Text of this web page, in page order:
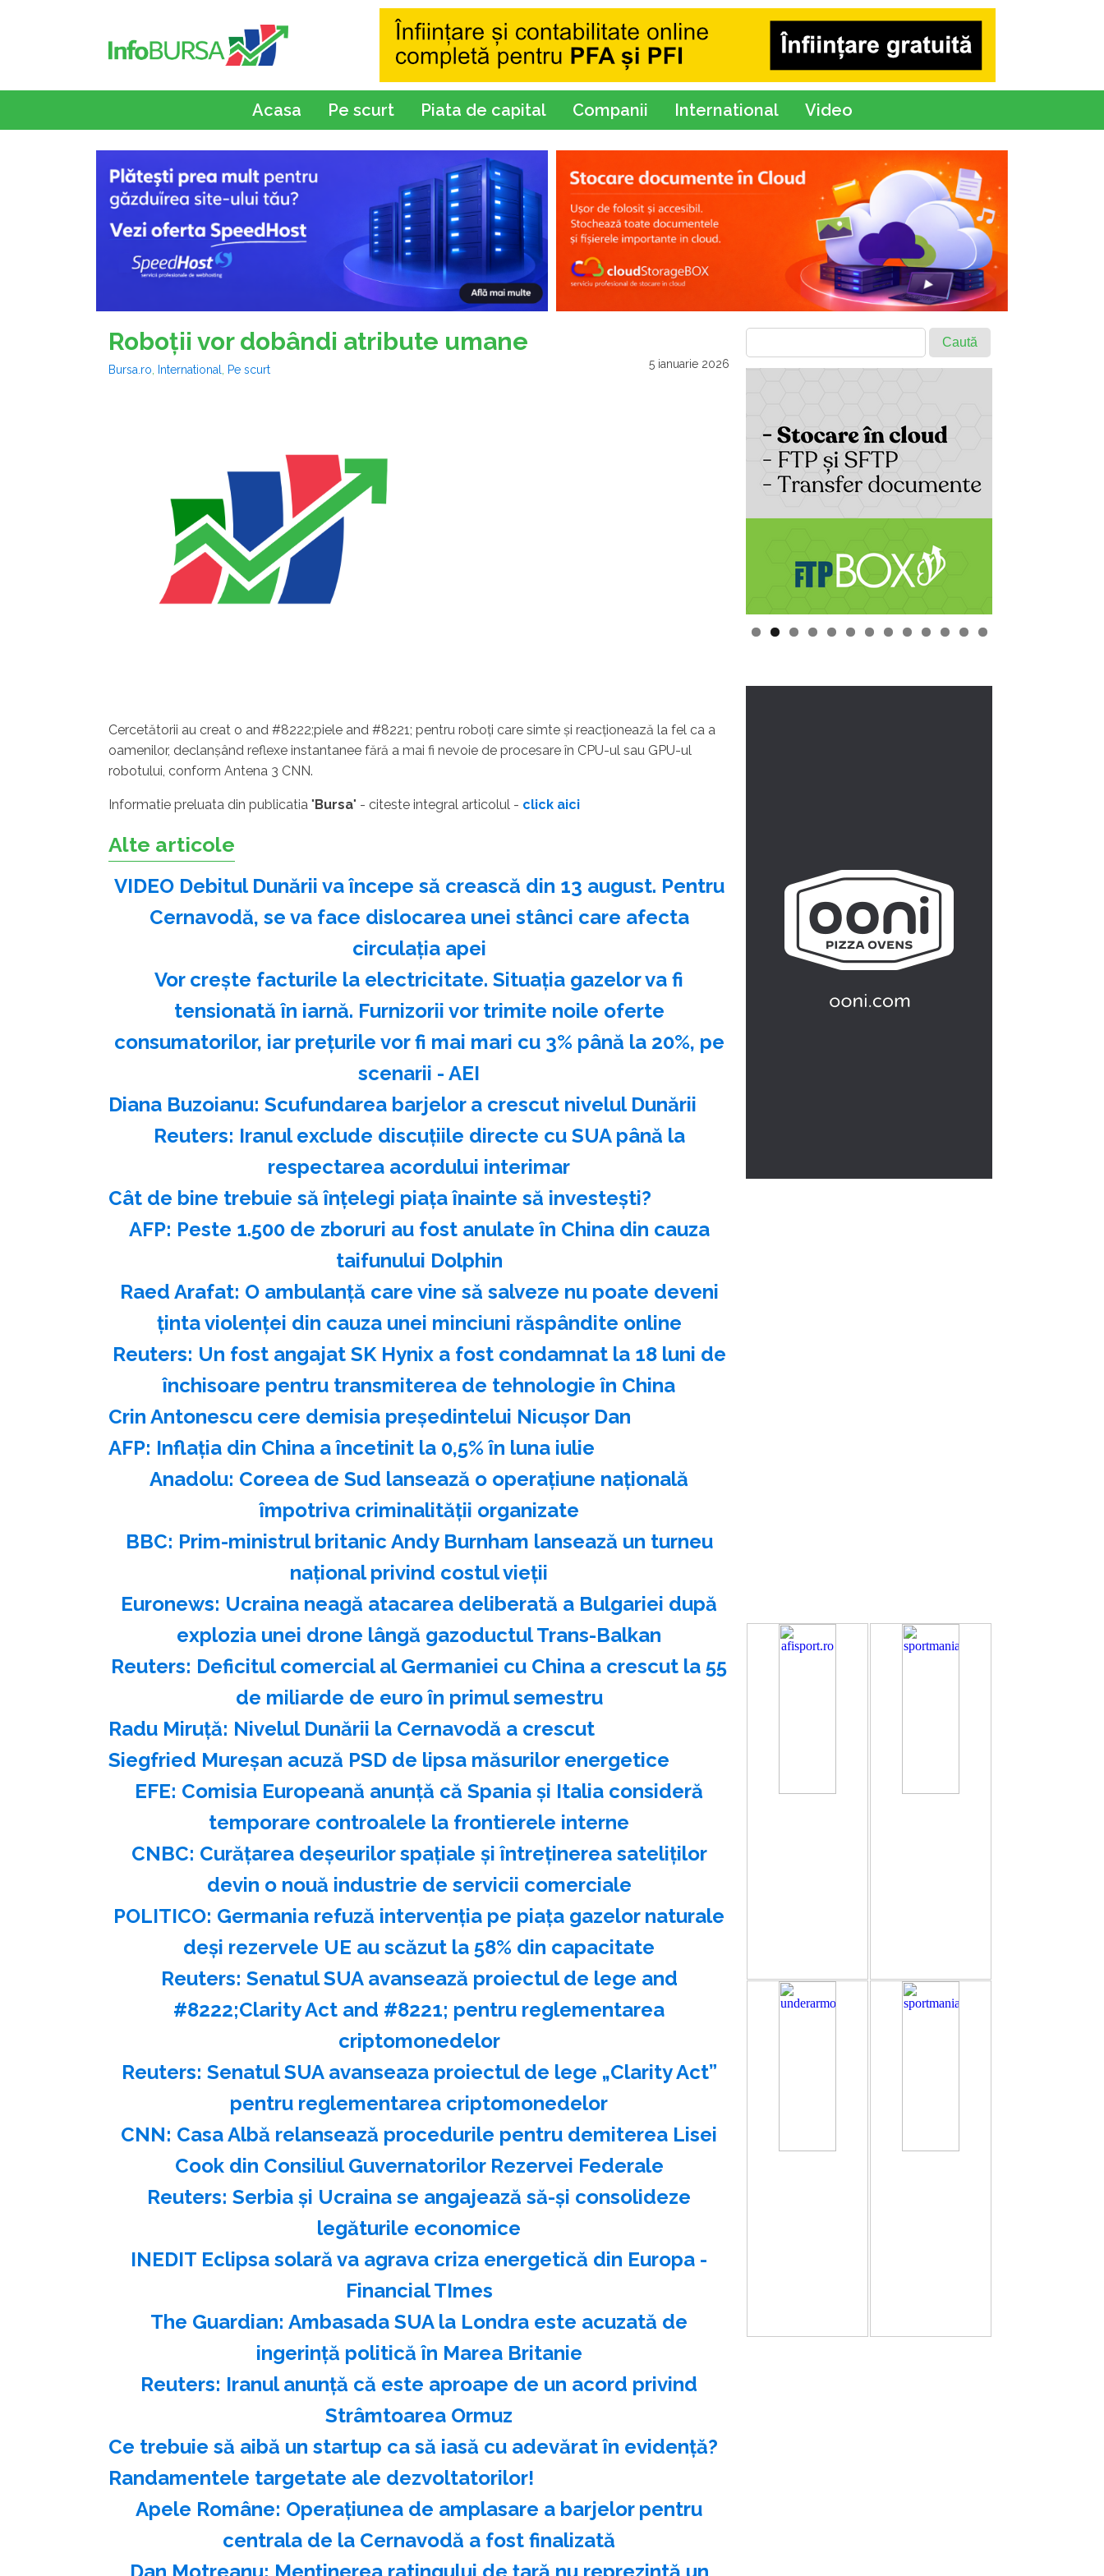
Acasa Pe scurt Piata de capital Companii International Video
Roboţii vor dobândi atribute umane
Bursa.ro International Pe scurt 5 ianuarie 2026
Cercetătorii au creat o and #8222;piele and #8221; pentru roboţi care simte şi reacţionează la fel ca a
oamenilor, declanşând reflexe instantanee fără a mai fi nevoie de procesare în CPU-ul sau GPU-ul
robotului, conform Antena 3 CNN.
Informatie preluata din publicatia " Bursa" - citeste integral articolul - click aici
Alte articole
VIDEO Debitul Dunării va începe să crească din 13 august. Pentru
Cernavodă, se va face dislocarea unei stânci care afecta
circulația apei
Vor crește facturile la electricitate. Situația gazelor va fi
tensionată în iarnă. Furnizorii vor trimite noile oferte
consumatorilor, iar prețurile vor fi mai mari cu 3% până la 20%, pe
scenarii - AEI
Diana Buzoianu: Scufundarea barjelor a crescut nivelul Dunării
Reuters: Iranul exclude discuţiile directe cu SUA până la
respectarea acordului interimar
Cât de bine trebuie să înțelegi piața înainte să investești?
AFP: Peste 1.500 de zboruri au fost anulate în China din cauza
taifunului Dolphin
Raed Arafat: O ambulanţă care vine să salveze nu poate deveni
ţinta violenţei din cauza unei minciuni răspândite online
Reuters: Un fost angajat SK Hynix a fost condamnat la 18 luni de
închisoare pentru transmiterea de tehnologie în China
Crin Antonescu cere demisia preşedintelui Nicuşor Dan
AFP: Inflaţia din China a încetinit la 0,5% în luna iulie
Anadolu: Coreea de Sud lansează o operaţiune naţională
împotriva criminalităţii organizate
BBC: Prim-ministrul britanic Andy Burnham lansează un turneu
naţional privind costul vieţii
Euronews: Ucraina neagă atacarea deliberată a Bulgariei după
explozia unei drone lângă gazoductul Trans-Balkan
Reuters: Deficitul comercial al Germaniei cu China a crescut la 55
de miliarde de euro în primul semestru
Radu Miruţă: Nivelul Dunării la Cernavodă a crescut
Siegfried Mureşan acuză PSD de lipsa măsurilor energetice
EFE: Comisia Europeană anunţă că Spania şi Italia consideră
temporare controalele la frontierele interne
CNBC: Curăţarea deşeurilor spaţiale şi întreţinerea sateliţilor
devin o nouă industrie de servicii comerciale
POLITICO: Germania refuză intervenţia pe piaţa gazelor naturale
deşi rezervele UE au scăzut la 58% din capacitate
Reuters: Senatul SUA avansează proiectul de lege and
#8222;Clarity Act and #8221; pentru reglementarea
criptomonedelor
Reuters: Senatul SUA avanseaza proiectul de lege „Clarity Act”
pentru reglementarea criptomonedelor
CNN: Casa Albă relansează procedurile pentru demiterea Lisei
Cook din Consiliul Guvernatorilor Rezervei Federale
Reuters: Serbia şi Ucraina se angajează să-şi consolideze
legăturile economice
INEDIT Eclipsa solară va agrava criza energetică din Europa -
Financial TImes
The Guardian: Ambasada SUA la Londra este acuzată de
ingerinţă politică în Marea Britanie
Reuters: Iranul anunţă că este aproape de un acord privind
Strâmtoarea Ormuz
Ce trebuie să aibă un startup ca să iasă cu adevărat în evidență?
Randamentele targetate ale dezvoltatorilor!
Apele Române: Operaţiunea de amplasare a barjelor pentru
centrala de la Cernavodă a fost finalizată